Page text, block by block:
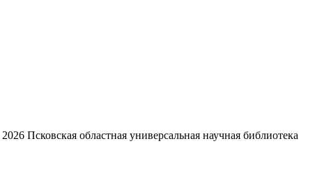
2026 Псковская областная универсальная научная библиотека